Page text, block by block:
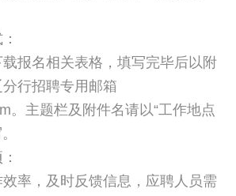
名相关表格，填写完毕后以附
行招聘专用邮箱
。主题栏及附件名请以“工作地点
，及时反馈信息，应聘人员需